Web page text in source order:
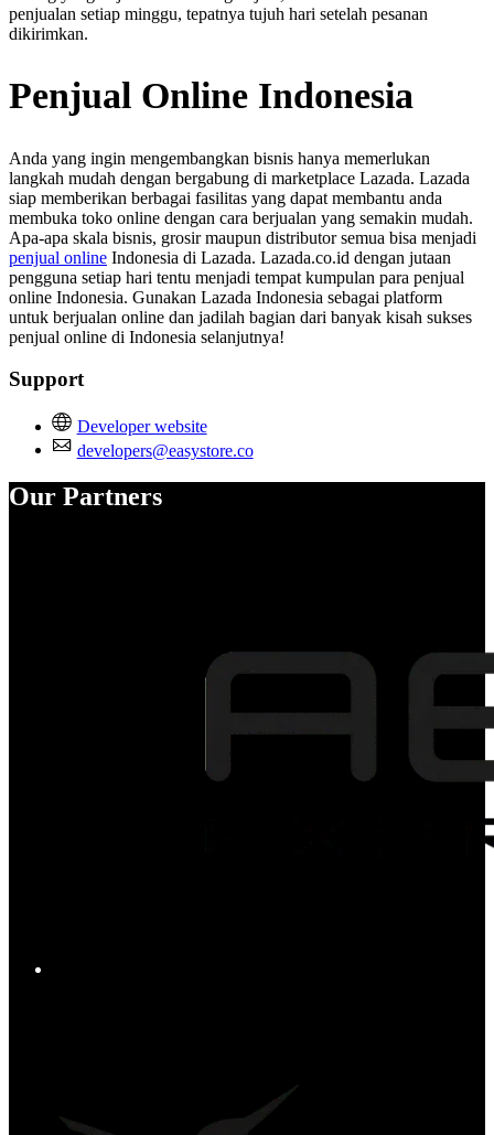
penjualan setiap minggu, tepatnya tujuh hari setelah pesanan
dikirimkan.
Penjual Online Indonesia
Anda yang ingin mengembangkan bisnis hanya memerlukan
langkah mudah dengan bergabung di marketplace Lazada. Lazada
siap memberikan berbagai fasilitas yang dapat membantu anda
membuka toko online dengan cara berjualan yang semakin mudah.
Apa-apa skala bisnis, grosir maupun distributor semua bisa menjadi
penjual online Indonesia di Lazada. Lazada.co.id dengan jutaan
pengguna setiap hari tentu menjadi tempat kumpulan para penjual
online Indonesia. Gunakan Lazada Indonesia sebagai platform
untuk berjualan online dan jadilah bagian dari banyak kisah sukses
penjual online di Indonesia selanjutnya!
Support
Developer website
developers@easystore.co
Our Partners